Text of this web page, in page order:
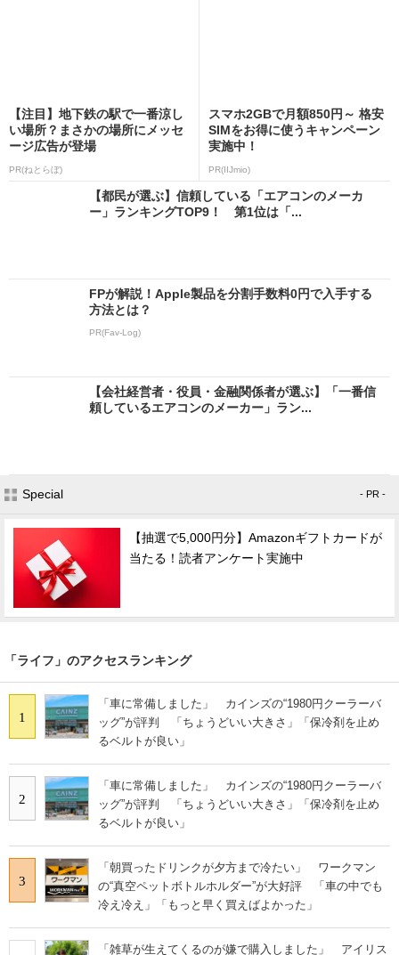
【注目】地下鉄の駅で一番涼し
い場所？まさかの場所にメッセ
ージ広告が登場
PR(ねとらぼ)
スマホ2GBで月額850円～ 格安
SIMをお得に使うキャンペーン
実施中！
PR(IIJmio)
【都民が選ぶ】信頼している「エアコンのメーカ
ー」ランキングTOP9！ 第1位は「...
FPが解説！Apple製品を分割手数料0円で入手する
方法とは？
PR(Fav-Log)
【会社経営者・役員・金融関係者が選ぶ】「一番信
頼しているエアコンのメーカー」ラン...
Special - PR -
【抽選で5,000円分】Amazonギフトカードが
当たる！読者アンケート実施中
「ライフ」のアクセスランキング
1
「車に常備しました」 カインズの“1980円クーラーバ
ッグ”が評判 「ちょうどいい大きさ」「保冷剤を止め
るベルトが良い」
2
「車に常備しました」 カインズの“1980円クーラーバ
ッグ”が評判 「ちょうどいい大きさ」「保冷剤を止め
るベルトが良い」
3
「朝買ったドリンクが夕方まで冷たい」 ワークマン
の“真空ペットボトルホルダー”が大好評 「車の中でも
冷え冷え」「もっと早く買えばよかった」
「雑草が生えてくるのが嫌で購入しました」 アイリス